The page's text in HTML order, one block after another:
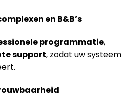
en B&B’s
programmatie,
support, zodat uw systeem